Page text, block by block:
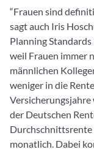
“Frauen sind
sagt auch Iris
Planning Standards
weil Frauen immer
männlichen
weniger in die
Versicherungsjahre
der Deutschen
Durchschnittsrente
monatlich. Dabei